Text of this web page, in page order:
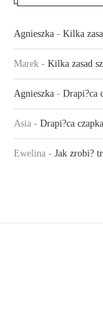
Agnieszka - Kilka
Marek - Kilka zasad
Agnieszka - Drapi?ca
Asia - Drapi?ca
Ewelina - Jak zrobi?